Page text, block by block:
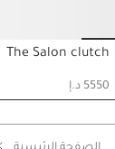
Go to slide 1
to slide 2
3
The Salon clutch
حسابي
5550 د.إ